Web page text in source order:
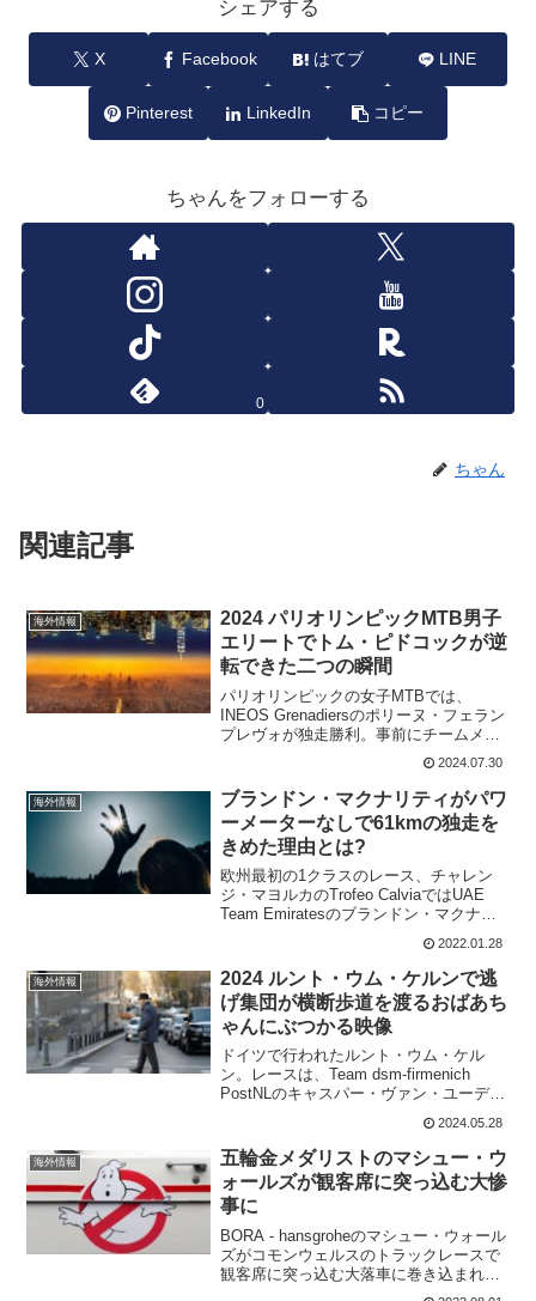
シェアする
X Facebook はてブ LINE
Pinterest LinkedIn コピー
ちゃんをフォローする
0
ちゃん
関連記事
海外情報
2024 パリオリンピックMTB男子
エリートでトム・ピドコックが逆
転できた二つの瞬間
パリオリンピックの女子MTBでは、
INEOS Grenadiersのポリーヌ・フェラン
プレヴォが独走勝利。事前にチームメイ
トのトム・ピドコックからアドバイスを
受けており、普段通りにレースをすれば
良いと言われており、そのまま実行。見
事に4度...
2024.07.30
海外情報
ブランドン・マクナリティがパワ
ーメーターなしで61kmの独走を
きめた理由とは?
欧州最初の1クラスのレース、チャレン
ジ・マヨルカのTrofeo CalviaではUAE
Team Emiratesのブランドン・マクナリ
とブランドン・マクナリティはパワーメ
ーターなしで走ったそうだ。自...
2022.01.28
海外情報
2024 ルント・ウム・ケルンで逃
げ集団が横断歩道を渡るおばあち
ゃんにぶつかる映像
ドイツで行われたルント・ウム・ケル
ン。レースは、Team dsm-firmenich
PostNLのキャスパー・ヴァン・ユーデン
がプロ2勝目を挙げている。このレースで
逃げ集団が、横断歩道を渡るおばあちゃ
んにぶつかるという衝撃的な場面があっ
た...
2024.05.28
海外情報
五輪金メダリストのマシュー・ウ
ォールズが観客席に突っ込む大惨
事に
BORA - hansgroheのマシュー・ウォール
ズがコモンウェルスのトラックレースで
観客席に突っ込む大落車に巻き込まれて
しまった。トラック競技でどうやって観